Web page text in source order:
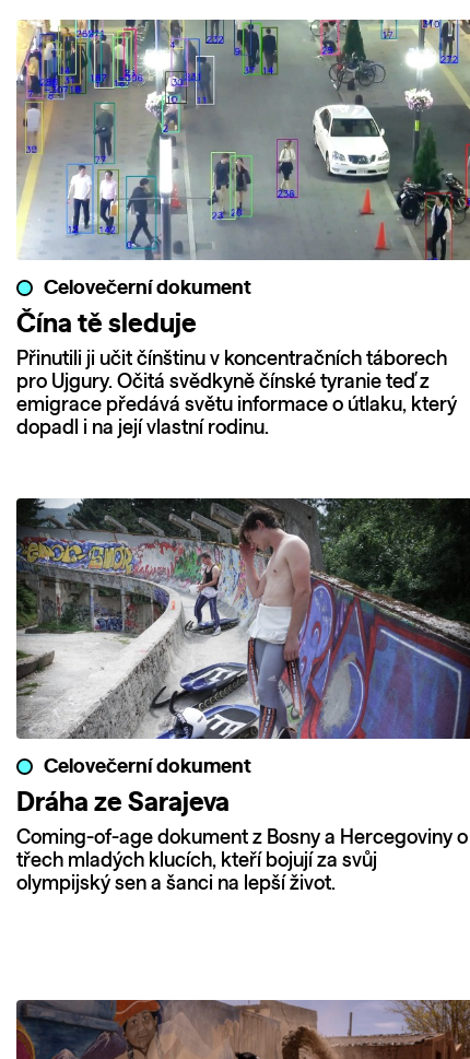
Celovečerní dokument
Čína tě sleduje
Přinutili ji učit čínštinu v koncentračních táborech
pro Ujgury. Očitá svědkyně čínské tyranie teď z
emigrace předává světu informace o útlaku, který
dopadl i na její vlastní rodinu.
Celovečerní dokument
Dráha ze Sarajeva
Coming-of-age dokument z Bosny a Hercegoviny o
třech mladých klucích, kteří bojují za svůj
olympijský sen a šanci na lepší život.